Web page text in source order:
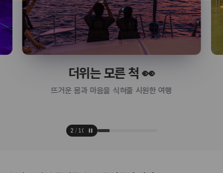
더위는 모른 척 👀
뜨거운 몸과 마음을 식혀줄 시원한 여행
2 / 10